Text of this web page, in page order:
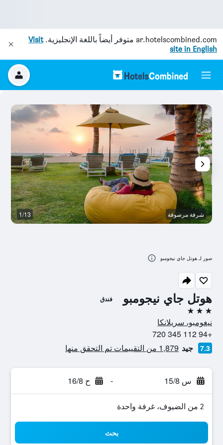
ar.hotelscombined.com متوفر أيضاً باللغة الإنجليزية.Visit
site in English
هوتل جاي نيجومبو فندق
3 نجوم
نيغومبو، سريلانكا
+94 112 345 720
7.3 جيد 1,879 من التقييمات تم التحقق منها
س 15/8 - ح 16/8
2 من الضيوف، غرفة واحدة
بحث
شرفة مرصوفة 1/13
صور لـ هوتل جاي نيجومبو